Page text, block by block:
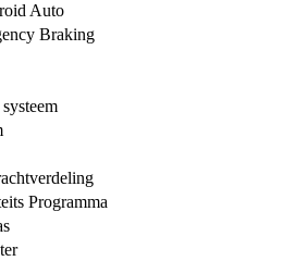
Auto
Braking
Programma